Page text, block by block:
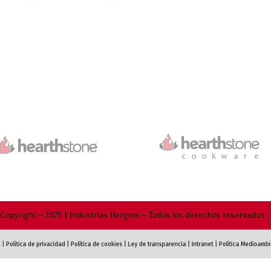
– 2025 | Industrias Hergom – Todos los derechos reservados
Política de privacidad Política de cookies Ley de transparencia Intranet Política